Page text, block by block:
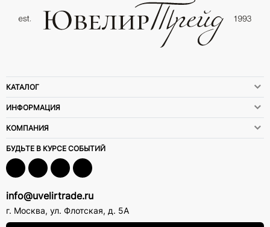
КАТАЛОГ
ИНФОРМАЦИЯ
КОМПАНИЯ
БУДЬТЕ В КУРСЕ СОБЫТИЙ
info@uvelirtrade.ru
г. Москва, ул. Флотская, д. 5А